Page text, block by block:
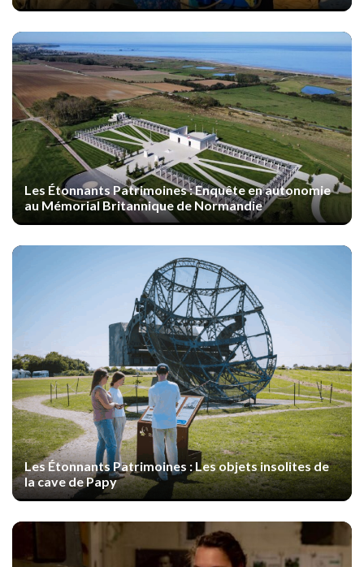
Les Étonnants Patrimoines : Enquête en autonomie
au Mémorial Britannique de Normandie
Les Étonnants Patrimoines : Les objets insolites de
la cave de Papy